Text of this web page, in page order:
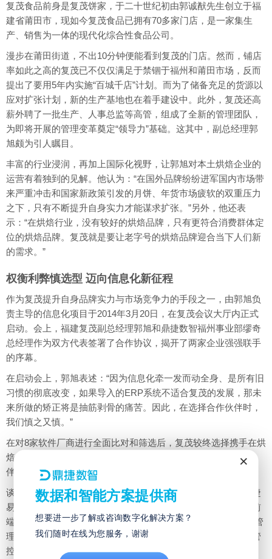
复茂食品前身是复茂饼家，于二十世纪初由郭诚猷先生创立于福
建省莆田市，现如今复茂食品已拥有70多家门店，是一家集生
产、销售为一体的现代化综合性食品公司。
漫步在莆田街道，不出10分钟便能看到复茂的门店。然而，铺店
率如此之高的复茂已不仅仅满足于禁锢于福州和莆田市场，反而
提出了要用5年内实施“百城千店”计划。而为了储备充足的货源以
应对扩张计划，新的生产基地也在着手建设中。此外，复茂还高
薪外聘了一批生产、人事总监等高管，组成了全新的管理团队，
为即将开展的管理变革奠定“领导力”基础。这其中，副总经理郭
旭颇为引人瞩目。
丰富的行业浸润，再加上国际化视野，让郭旭对本土烘焙企业的
运营有着独到的见解。他认为：“在国外品牌纷纷进军国内市场带
来严重冲击和国家新政策引发的月饼、年货市场疲软的双重压力
之下，只有不断提升自身实力才能谋求扩张。”另外，他还表
示：“在烘焙行业，没有较好的烘焙品牌，只有更符合消费群体定
位的烘焙品牌。复茂就是要让老字号的烘焙品牌迎合当下人们新
的需求。”
权衡利弊慎选型 迈向信息化新征程
作为复茂提升自身品牌实力与市场竞争力的手段之一，由郭旭负
责主导的信息化项目于2014年3月20日，在复茂会议大厅内正式
启动。会上，福建复茂副总经理郭旭和鼎捷数智福州事业部缪奇
总经理作为双方代表签署了合作协议，揭开了两家企业强强联手
的序幕。
在启动会上，郭旭表述：“因为信息化牵一发而动全身、是所有旧
习惯的彻底改变，如果导入的ERP系统不适合复茂的发展，那未
来所做的矫正将是抽筋剥骨的痛苦。因此，在选择合作伙伴时，
我们慎之又慎。”
在对8家软件厂商进行全面比对和筛选后，复茂较终选择携手在烘
焙行业有着丰富经验的鼎捷数智(股票代码：300378)为合作伙
伴，选择导入鼎捷易成管理软件来完成此次重大的管理变革。
谈到缘何选择鼎捷数智，郭副总给出了这样的答案：首先，鼎捷
易成管理软件是符合烘焙行业特性的一整套软件，能真正实现前
端门店到后端财务、生产、库存的一体化管理;其次，鼎捷易成管
理软件的自定义设置十分灵活，能很好的满足复茂自定义设计管
控的要求。另外，具有三十余年的产业积淀和雄厚的品牌实力，
×
数据和智能方案提供商
想要进一步了解或咨询数字化解决方案？
我们随时在线为您服务，谢谢